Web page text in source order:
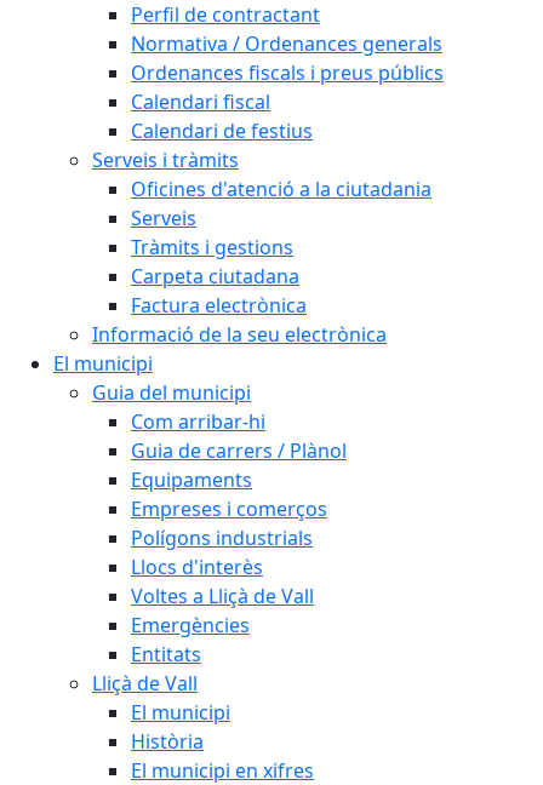
Perfil de contractant
Normativa / Ordenances generals
Ordenances fiscals i preus públics
Calendari fiscal
Calendari de festius
Serveis i tràmits
Oficines d'atenció a la ciutadania
Serveis
Tràmits i gestions
Carpeta ciutadana
Factura electrònica
Informació de la seu electrònica
El municipi
Guia del municipi
Com arribar-hi
Guia de carrers / Plànol
Equipaments
Empreses i comerços
Polígons industrials
Llocs d'interès
Voltes a Lliçà de Vall
Emergències
Entitats
Lliçà de Vall
El municipi
Història
El municipi en xifres